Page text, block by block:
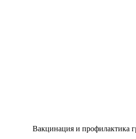
Вакцинация и профилактика